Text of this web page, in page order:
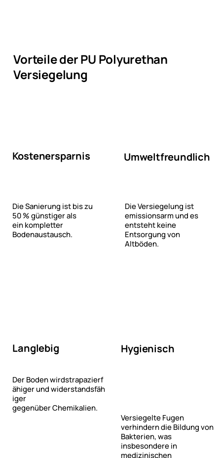
Vorteile der PU Polyurethan
Versiegelung
Hygienisch
Versiegelte Fugen
verhindern die Bildung von
Bakterien, was
insbesondere in
medizinischen
Kostenersparnis
Die Sanierung ist bis zu
50 % günstiger als
ein kompletter
Bodenaustausch.
Umweltfreundlich
Die Versiegelung ist
emissionsarm und es
entsteht keine
Entsorgung von
Altböden.
Langlebig
Der Boden wirdstrapazierf
ähiger und widerstandsfäh
iger
gegenüber Chemikalien.